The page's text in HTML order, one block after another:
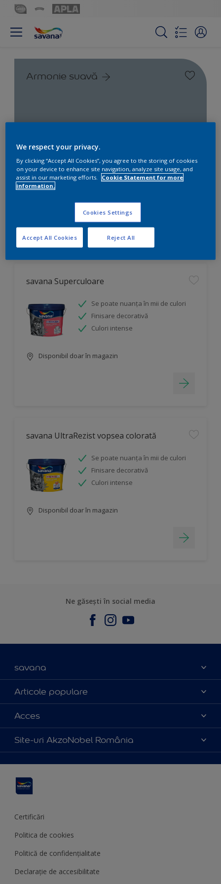
Armonie suavă
Găsește produsul pentru
proiectul tău
Filtru
savana Superculoare
Se poate nuanța în mii de culori
Finisare decorativă
Culori intense
Disponibil doar în magazin
savana UltraRezist vopsea colorată
Se poate nuanța în mii de culori
Finisare decorativă
Culori intense
Disponibil doar în magazin
Ne găsești în social media
savana
Contact
Parteneri
Certificări
Articole populare
Culoarea anului 2025
Produse
Sfaturi utile
Acces
Politica de cookies
Termeni și condiții
Termeni de utilizare
Site-uri AkzoNobel România
Hammerite
Certificări
Politica de cookies
Politică de confidențialitate
Declarație de accesibilitate
We respect your privacy.
By clicking “Accept All Cookies”, you agree to the storing of cookies
on your device to enhance site navigation, analyze site usage, and
assist in our marketing efforts.
Cookie Statement for more
information.
Cookies Settings
Reject All
Accept All Cookies